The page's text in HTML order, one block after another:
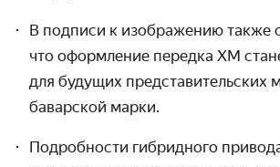
В подписи к изображению также
что оформление передка ХМ
для будущих представитель­ских
баварской марки.
Подробности гибридного